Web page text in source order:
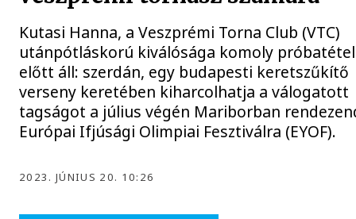
Kutasi Hanna, a Veszprémi Torna Club (VTC)
utánpótláskorú kiválósága komoly próbatétel
előtt áll: szerdán, egy budapesti keretszűkítő
verseny keretében kiharcolhatja a válogatott
tagságot a július végén Mariborban
Európai Ifjúsági Olimpiai Fesztiválra (EYOF).
2023. JÚNIUS 20. 10:26